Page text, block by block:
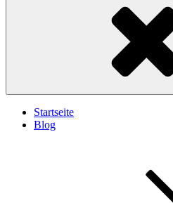
Startseite
Blog